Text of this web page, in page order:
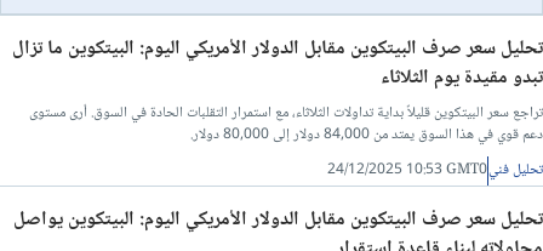
تحليل سعر صرف البيتكوين مقابل الدولار الأمريكي اليوم: البيتكوين ما تزال
تبدو مقيدة يوم الثلاثاء
تراجع سعر البيتكوين قليلاً بداية تداولات الثلاثاء، مع استمرار التقلبات الحادة في السوق. أرى مستوى
دعم قوي في هذا السوق يمتد من 84,000 دولار إلى 80,000 دولار.
تحليل فني24/12/2025 10:53 GMT0
تحليل سعر صرف البيتكوين مقابل الدولار الأمريكي اليوم: البيتكوين يواصل